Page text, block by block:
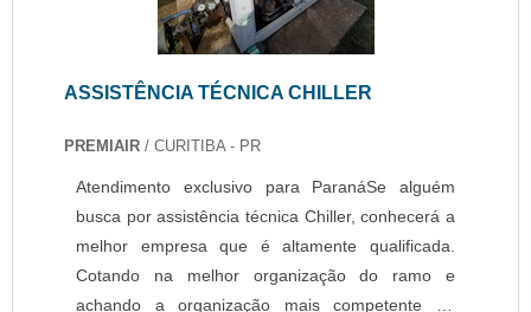
ASSISTÊNCIA TÉCNICA CHILLER
PREMIAIR / CURITIBA - PR
Atendimento exclusivo para ParanáSe alguém
busca por assistência técnica Chiller, conhecerá a
melhor empresa que é altamente qualificada.
Cotando na melhor organização do ramo e
achando a organização mais competente do